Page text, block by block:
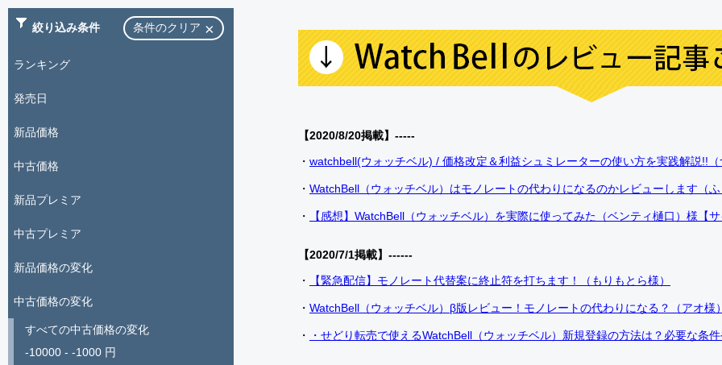
【2020/8/20掲載】-----
・ watchbell(ウォッチベル) / 価格改定＆利益シュミレーターの使い方を実践解説!!
・ WatchBell（ウォッチベル）はモノレートの代わりになるのかレビューします（
・ 【感想】WatchBell（ウォッチベル）を実際に使ってみた（ベンティ樋口）様【
【2020/7/1掲載】------
・
【緊急配信】モノレート代替案に終止符を打ちます！（もりもとら様）
・ WatchBell（ウォッチベル）β版レビュー！モノレートの代わりになる？（アオ様
・ ・せどり転売で使えるWatchBell（ウォッチベル）新規登録の方法は？必要な条
絞り込み条件 条件のクリア
ランキング
発売日
新品価格
中古価格
新品プレミア
中古プレミア
新品価格の変化
中古価格の変化
すべての中古価格の変化
-10000 - -1000 円